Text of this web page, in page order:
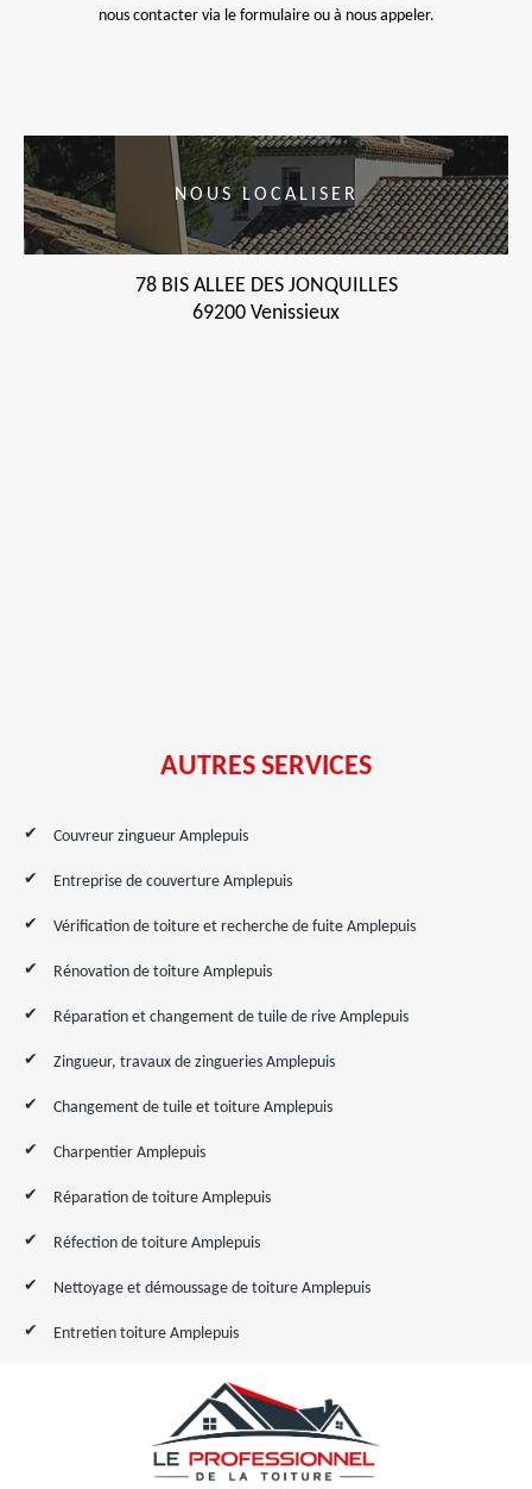
nous contacter via le formulaire ou à nous appeler.
NOUS LOCALISER
78 BIS ALLEE DES JONQUILLES
69200 Venissieux
AUTRES SERVICES
Couvreur zingueur Amplepuis
Entreprise de couverture Amplepuis
Vérification de toiture et recherche de fuite Amplepuis
Rénovation de toiture Amplepuis
Réparation et changement de tuile de rive Amplepuis
Zingueur, travaux de zingueries Amplepuis
Changement de tuile et toiture Amplepuis
Charpentier Amplepuis
Réparation de toiture Amplepuis
Réfection de toiture Amplepuis
Nettoyage et démoussage de toiture Amplepuis
Entretien toiture Amplepuis